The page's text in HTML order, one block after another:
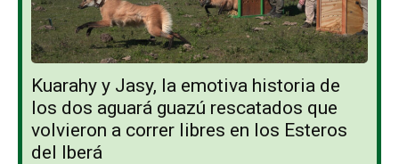
Kuarahy y Jasy, la emotiva historia de
los dos aguará guazú rescatados que
volvieron a correr libres en los Esteros
del Iberá